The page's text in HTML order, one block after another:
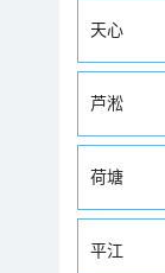
天心
芦淞
荷塘
平江